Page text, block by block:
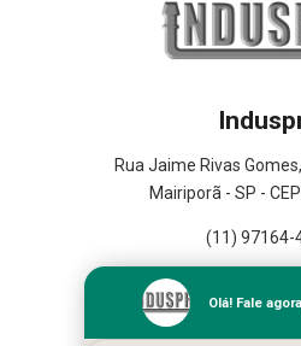
Rua Jaime Rivas
Mairiporã - SP -
(11) 97164-
Empresa
Missão
Olá! Fale